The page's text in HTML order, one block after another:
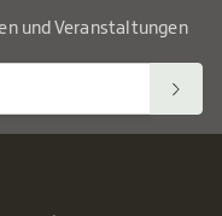
und Veranstaltungen